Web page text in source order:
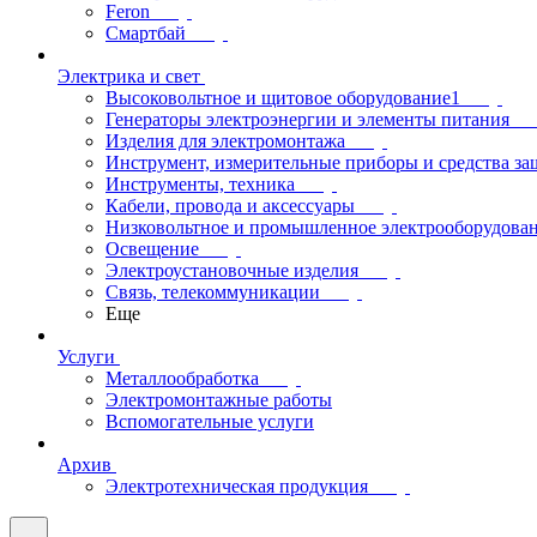
Feron
Смартбай
Электрика и свет
Высоковольтное и щитовое оборудование1
Генераторы электроэнергии и элементы питания
Изделия для электромонтажа
Инструмент, измерительные приборы и средства
Инструменты, техника
Кабели, провода и аксессуары
Низковольтное и промышленное
Освещение
Электроустановочные изделия
Связь, телекоммуникации
Еще
Услуги
Металлообработка
Электромонтажные работы
Вспомогательные услуги
Архив
Электротехническая продукция